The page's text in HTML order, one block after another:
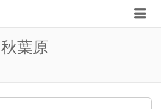
メ
ニ
秋葉原